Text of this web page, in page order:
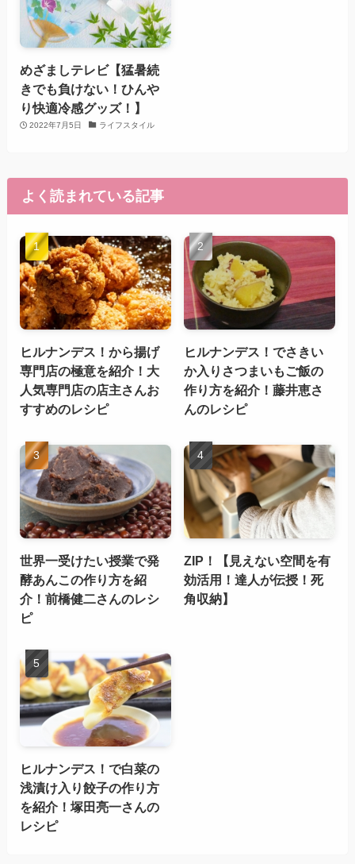
めざましテレビ【猛暑続
きでも負けない！ひんや
り快適冷感グッズ！】
2022年7月5日 ライフスタイル
よく読まれている記事
ヒルナンデス！から揚げ
専門店の極意を紹介！大
人気専門店の店主さんお
すすめのレシピ
ヒルナンデス！でさきい
か入りさつまいもご飯の
作り方を紹介！藤井恵さ
んのレシピ
世界一受けたい授業で発
酵あんこの作り方を紹
介！前橋健二さんのレシ
ピ
ZIP！【見えない空間を有
効活用！達人が伝授！死
角収納】
ヒルナンデス！で白菜の
浅漬け入り餃子の作り方
を紹介！塚田亮一さんの
レシピ